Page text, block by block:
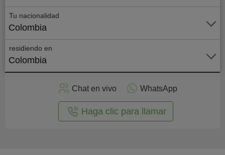
Tu nacionalidad
Colombia
residiendo en
Colombia
Chat en vivo WhatsApp
Haga clic para llamar